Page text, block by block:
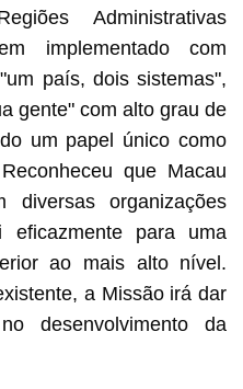
Administrativas
implementado com
país, dois sistemas",
gente" com alto grau de
um papel único como
que Macau
diversas organizações
eficazmente para uma
ao mais alto nível.
a Missão irá dar
desenvolvimento da